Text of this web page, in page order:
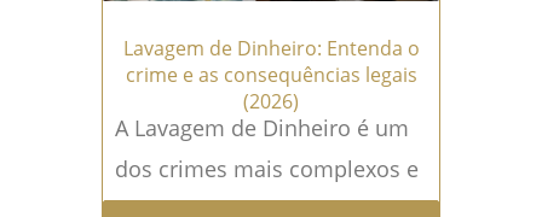
Lavagem de Dinheiro: Entenda o
crime e as consequências legais
(2026)
A Lavagem de Dinheiro é um
dos crimes mais complexos e
relevantes do Direito Penal